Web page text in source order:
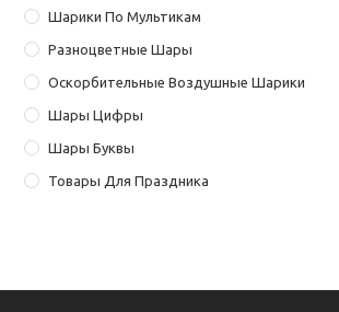
Шарики По Мультикам
Разноцветные Шары
Оскорбительные Воздушные Шарики
Шары Цифры
Шары Буквы
Товары Для Праздника